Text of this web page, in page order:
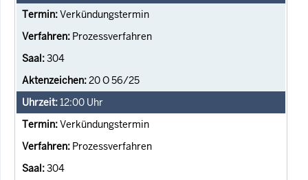
Verkündungstermin
Prozessverfahren
304
20 O 56/25
12:00 Uhr
Verkündungstermin
Prozessverfahren
304